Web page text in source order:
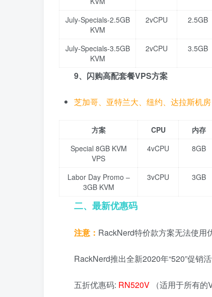
July-Specials-2.5GB
KVM
2vCPU 2.5GB
July-Specials-3.5GB
KVM
2vCPU 3.5GB
9、闪购高配套餐VPS方案
芝加哥、亚特兰大、纽约、达拉斯机房
方案 CPU 内存
Special 8GB KVM
VPS
4vCPU 8GB
Labor Day Promo –
3GB KVM
3vCPU 3GB
二、最新优惠码
注意： RackNerd特价款方案无法使用
RackNerd推出全新2020年“520”促销
五折优惠码: RN520V （适用于所有